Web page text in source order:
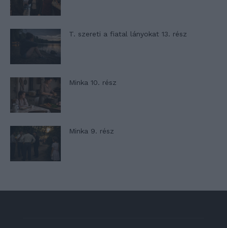
T. szereti a fiatal lányokat 13. rész
Minka 10. rész
Minka 9. rész